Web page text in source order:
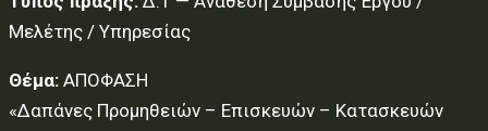
Μελέτης / Υπηρεσίας
Θέμα: ΑΠΟΦΑΣΗ
«Δαπάνες Προμηθειών – Επισκευών – Κατασκευών